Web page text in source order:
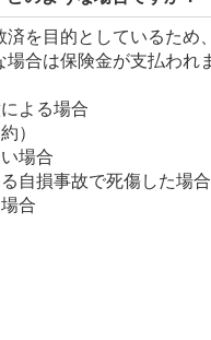
を目的としているため
合は保険金が支払われ
よる場合
）
場合
自損事故で死傷した場合
合